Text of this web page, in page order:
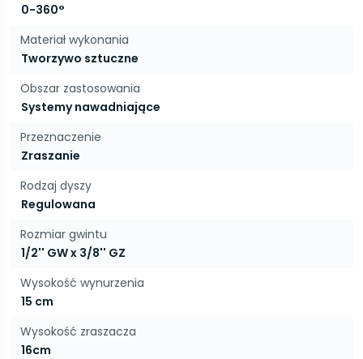
0-360°
Materiał wykonania
Tworzywo sztuczne
Obszar zastosowania
Systemy nawadniające
Przeznaczenie
Zraszanie
Rodzaj dyszy
Regulowana
Rozmiar gwintu
1/2'' GW x 3/8'' GZ
Wysokość wynurzenia
15 cm
Wysokość zraszacza
16cm